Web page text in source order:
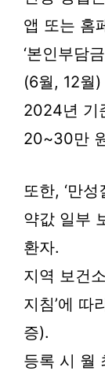
앱 또는 홈
‘본인부담
(6월, 12월
2024년 기
20~30만
또한, ‘만
약값 일부
환자.
지역 보건
지침’에 따
증).
등록 시 월